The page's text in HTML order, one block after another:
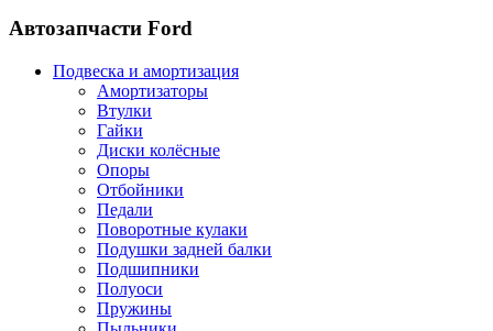
Автозапчасти Ford
Подвеска и амортизация
Амортизаторы
Втулки
Гайки
Диски колёсные
Опоры
Отбойники
Педали
Поворотные кулаки
Подушки задней балки
Подшипники
Полуоси
Пружины